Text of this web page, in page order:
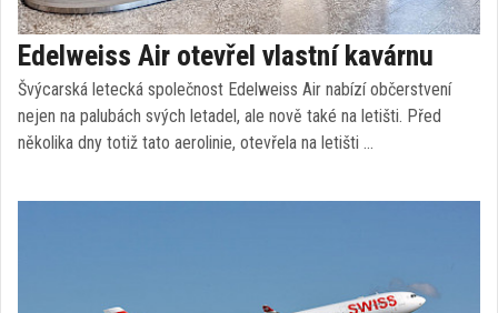
Edelweiss Air otevřel vlastní kavárnu
Švýcarská letecká společnost Edelweiss Air nabízí občerstvení
nejen na palubách svých letadel, ale nově také na letišti. Před
několika dny totiž tato aerolinie, otevřela na letišti …